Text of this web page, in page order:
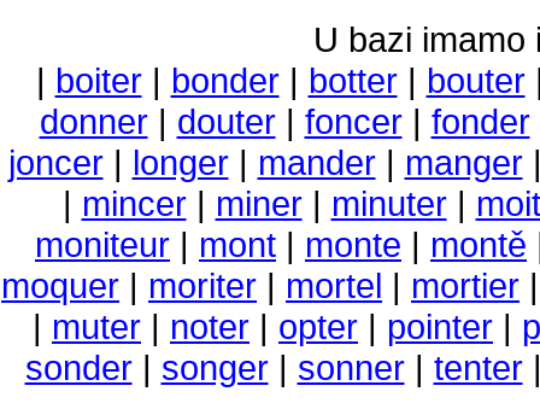
U bazi imamo
| boiter| bonder| botter| bouter
donner| douter| foncer| fonder
joncer| longer| mander| manger
| mincer| miner| minuter|
moniteur | mont | monte | montě
moquer | moriter | mortel | mortier
| muter | noter | opter | pointer |
sonder| songer| sonner| tenter